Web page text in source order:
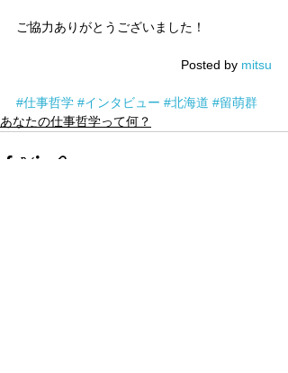
ご協力ありがとうございました！
Posted by mitsu
#仕事哲学 #インタビュー #北海道 #留萌群
あなたの仕事哲学って何？